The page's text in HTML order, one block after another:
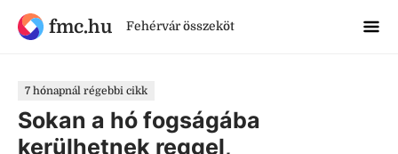
fmc.hu Fehérvár összeköt
7 hónapnál régebbi cikk
Sokan a hó fogságába
kerülhetnek reggel,